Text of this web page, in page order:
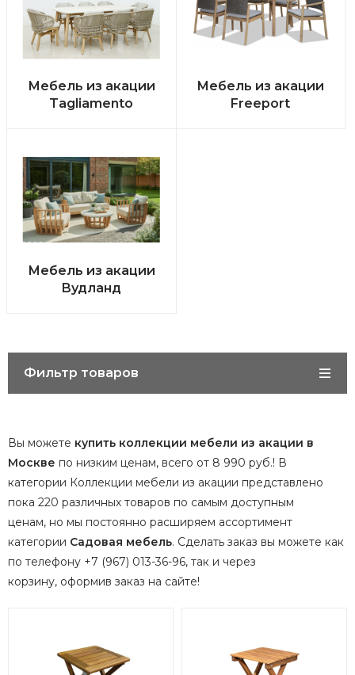
Мебель из акации
Tagliamento
Мебель из акации
Freeport
Мебель из акации
Вудланд
Фильтр товаров
Вы можете купить коллекции мебели из акации в
Москве по низким ценам, всего от 8 990 руб.! В
категории Коллекции мебели из акации представлено
пока 220 различных товаров по самым доступным
ценам, но мы постоянно расширяем ассортимент
категории Садовая мебель. Сделать заказ вы можете как
по телефону +7 (967) 013-36-96, так и через
корзину, оформив заказ на сайте!